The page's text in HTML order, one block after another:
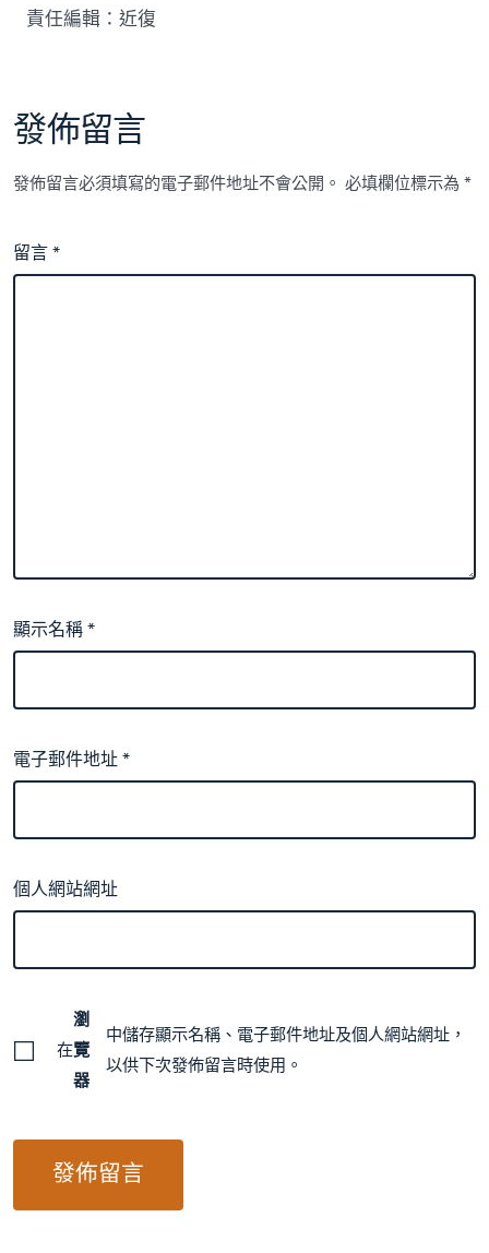
責任編輯：近復
發佈留言
發佈留言必須填寫的電子郵件地址不會公開。 必填欄位標示為*
留言*
顯示名稱*
電子郵件地址*
個人網站網址
在
瀏
覽
器
中儲存顯示名稱、電子郵件地址及個人網站網址，
以供下次發佈留言時使用。